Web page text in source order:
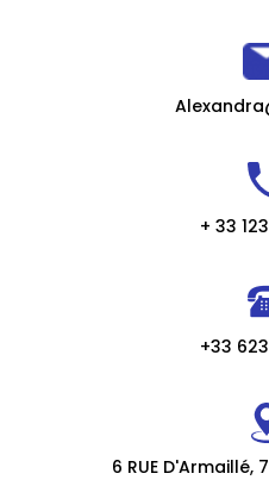
+ 33
+33
6 RUE D'Armaillé,